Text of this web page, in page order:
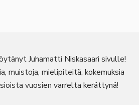
Juhamatti Niskasaari sivulle!
muistoja, mielipiteitä, kokemuksia
vuosien varrelta kerättynä!